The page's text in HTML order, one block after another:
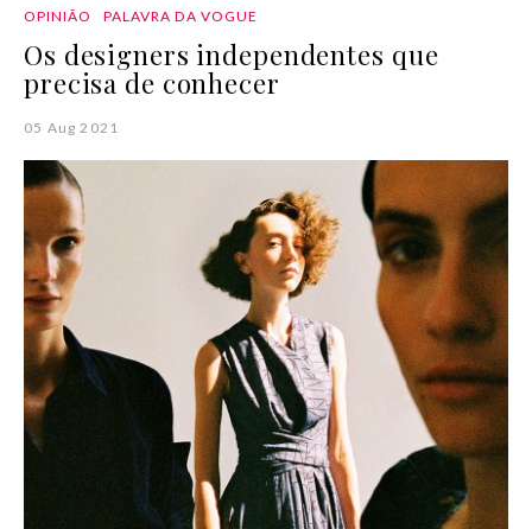
OPINIÃO PALAVRA DA VOGUE
Os designers independentes que
precisa de conhecer
05 Aug 2021